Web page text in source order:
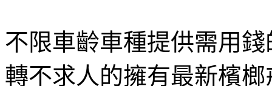
不限車齡車種提供需用錢
轉不求人的擁有最新檳